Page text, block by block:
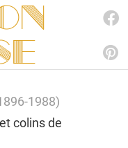
1988)
colins de